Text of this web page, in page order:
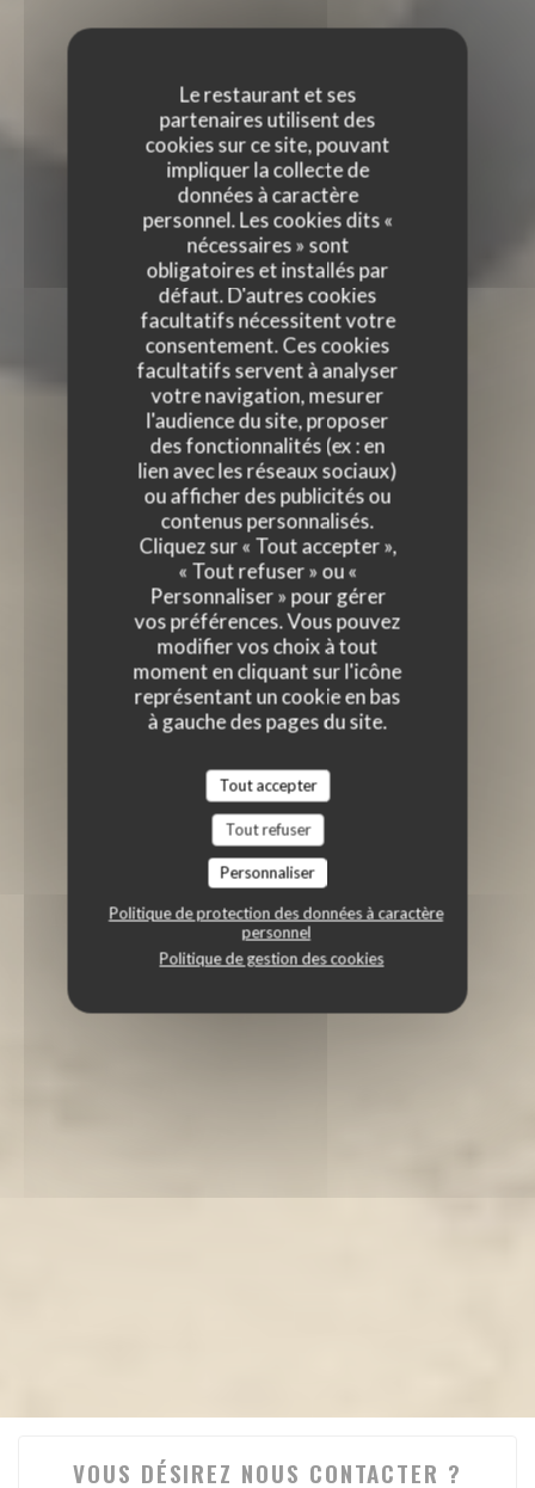
Le restaurant et ses
partenaires utilisent des
cookies sur ce site, pouvant
impliquer la collecte de
données à caractère
personnel. Les cookies dits «
nécessaires » sont
obligatoires et installés par
défaut. D'autres cookies
facultatifs nécessitent votre
consentement. Ces cookies
facultatifs servent à analyser
votre navigation, mesurer
l'audience du site, proposer
des fonctionnalités (ex : en
lien avec les réseaux sociaux)
ou afficher des publicités ou
contenus personnalisés.
Cliquez sur « Tout accepter »,
« Tout refuser » ou «
Personnaliser » pour gérer
vos préférences. Vous pouvez
modifier vos choix à tout
moment en cliquant sur l'icône
représentant un cookie en bas
à gauche des pages du site.
Tout accepter
Tout refuser
Personnaliser
Politique de protection des données à caractère
personnel
Politique de gestion des cookies
VOUS DÉSIREZ NOUS CONTACTER ?